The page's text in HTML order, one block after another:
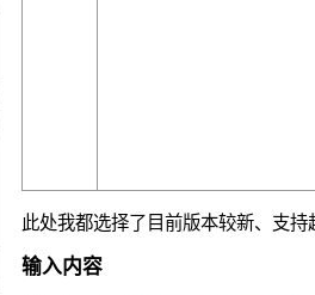
此处我都选择了目前版本较新、支
输入内容